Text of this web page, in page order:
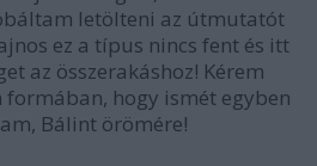
letölteni az útmutatót
ez a típus nincs fent és itt
az összerakáshoz! Kérem
hogy ismét egyben
Bálint örömére!